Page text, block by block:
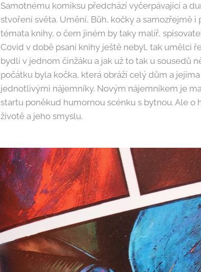
Samotnému komiksu předchází vyčerpávající a
stvoření světa. Umění, Bůh, kočky a samozřejmě
témata knihy, o čem jiném by taky malíř,
Covid v době psaní knihy ještě nebyl, tak umělci
bydlí v jednom činžáku a jak už to tak u sousedů
počátku byla kočka, která obráží celý dům a
jednotlivými nájemníky. Novým nájemníkem je
startu poněkud humornou scénku s bytnou. Ale o
životě a jeho smyslu.